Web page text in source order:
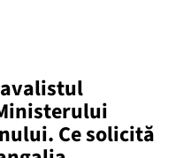
Ce solicită